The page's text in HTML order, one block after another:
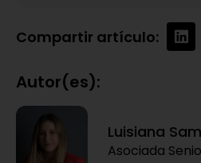
Compartir artículo:
Autor(es):
Luisiana
Asociada